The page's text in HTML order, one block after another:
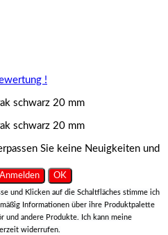
!
Sie keine Neuigkeiten und
und Klicken auf die Schaltfläches stimme ich
Informationen über ihre Produktpalette
und andere Produkte. Ich kann meine
widerrufen.